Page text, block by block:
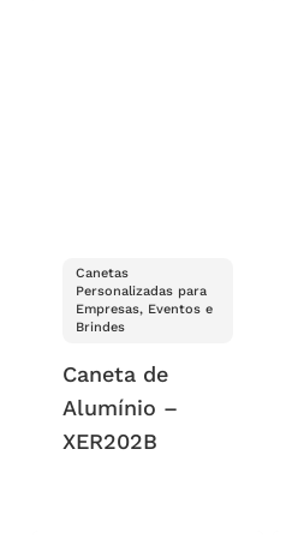
Canetas
Personalizadas para
Empresas, Eventos e
Brindes
Caneta de
Alumínio –
XER202B